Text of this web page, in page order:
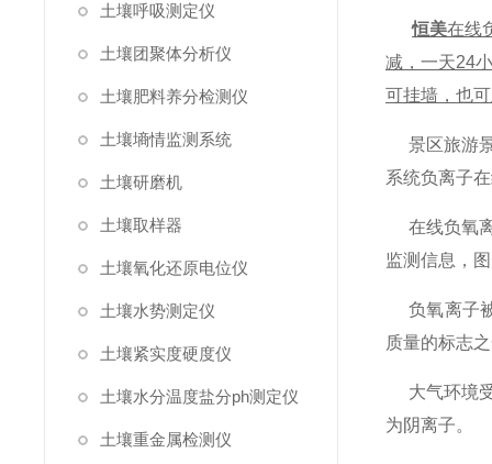
土壤呼吸测定仪
土壤团聚体分析仪
土壤肥料养分检测仪
土壤墒情监测系统
土壤研磨机
土壤取样器
土壤氧化还原电位仪
土壤水势测定仪
土壤紧实度硬度仪
土壤水分温度盐分ph测定仪
土壤重金属检测仪
恒美在线
减，一天24
可挂墙，也
景区旅游景
系统负离子
在线负氧离
监测信息，
负氧离子被
质量的标志
大气环境受
为阴离子。